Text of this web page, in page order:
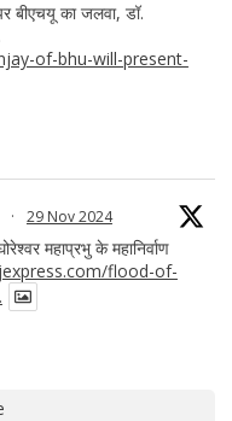
बीएचयू का जलवा, डॉ.
of-bhu-will-present-
· 29 Nov 2024
महाप्रभु के महानिर्वाण
flood-of-